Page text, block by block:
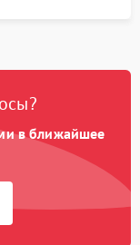
в ближайшее